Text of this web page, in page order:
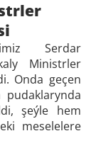
Serdar
Ministrler
Onda geçen
şeýle hem
meselelere